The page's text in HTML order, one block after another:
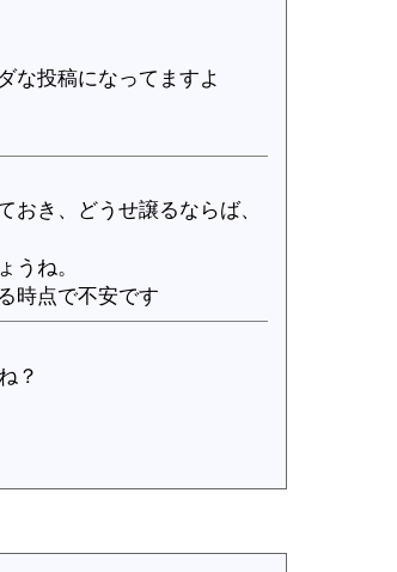
な投稿になってますよ
き、どうせ譲るならば、
うね。
時点で不安です
？